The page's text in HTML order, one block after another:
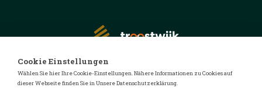
© 2026 Automotive Auctions
Cookie Einstellungen
Wählen Sie hier Ihre Cookie-Einstellungen. Nähere Informationen zu Cookies auf
dieser Webseite finden Sie in Unsere Datenschutzerklärung.